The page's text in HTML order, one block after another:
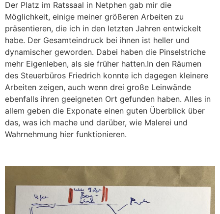
Der Platz im Ratssaal in Netphen gab mir die
Möglichkeit, einige meiner größeren Arbeiten zu
präsentieren, die ich in den letzten Jahren entwickelt
habe. Der Gesamteindruck bei ihnen ist heller und
dynamischer geworden. Dabei haben die Pinselstriche
mehr Eigenleben, als sie früher hatten.In den Räumen
des Steuerbüros Friedrich konnte ich dagegen kleinere
Arbeiten zeigen, auch wenn drei große Leinwände
ebenfalls ihren geeigneten Ort gefunden haben. Alles in
allem geben die Exponate einen guten Überblick über
das, was ich mache und darüber, wie Malerei und
Wahrnehmung hier funktionieren.